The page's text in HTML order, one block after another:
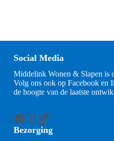
Social Media
Middelink Wonen & Slapen is
Volg ons ook op Facebook en
de hoogte van de laatste
Facebook
Instagram
TikTok
Bezorging